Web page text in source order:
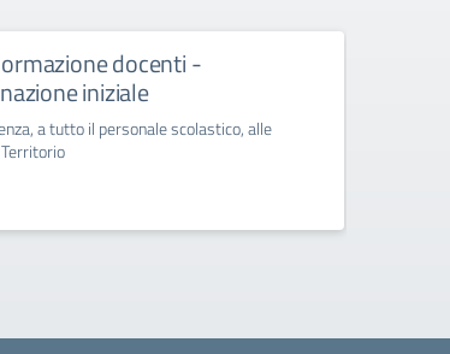
docenti -
iniziale
a tutto il personale scolastico, alle